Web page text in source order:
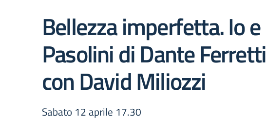
Bellezza imperfetta. Io e
Pasolini di Dante Ferretti
con David Miliozzi
Sabato 12 aprile 17.30